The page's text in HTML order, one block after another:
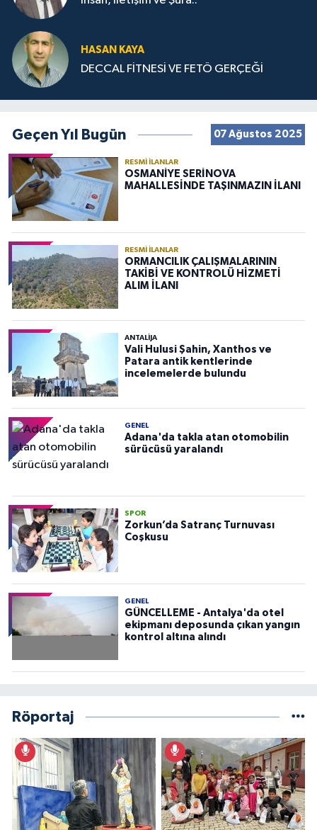
HASAN KAYA
DECCAL FİTNESİ VE FETÖ GERÇEĞİ
Geçen Yıl Bugün 07 Ağustos 2025
RESMI İLANLAR
OSMANİYE SERİNOVA
MAHALLESİNDE TAŞINMAZIN İLANI
RESMI İLANLAR
ORMANCILIK ÇALIŞMALARININ
TAKİBİ VE KONTROLÜ HİZMETİ
ALIM İLANI
ANTALIJA
Vali Hulusi Şahin, Xanthos ve
Patara antik kentlerinde
incelemelerde bulundu
GENEL
Adana'da takla atan otomobilin
sürücüsü yaralandı
SPOR
Zorkun’da Satranç Turnuvası
Coşkusu
GENEL
GÜNCELLEME - Antalya'da otel
ekipmanı deposunda çıkan yangın
kontrol altına alındı
Röportaj